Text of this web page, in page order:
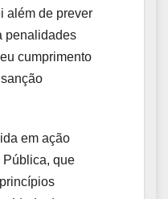
além de prever
penalidades
cumprimento
em ação
Pública, que